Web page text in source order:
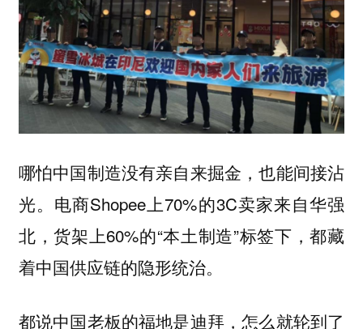
哪怕中国制造没有亲自来掘金，也能间接沾
光。电商Shopee上70%的3C卖家来自华强
北，货架上60%的“本土制造”标签下，都藏
着中国供应链的隐形统治。
都说中国老板的福地是迪拜，怎么就轮到了